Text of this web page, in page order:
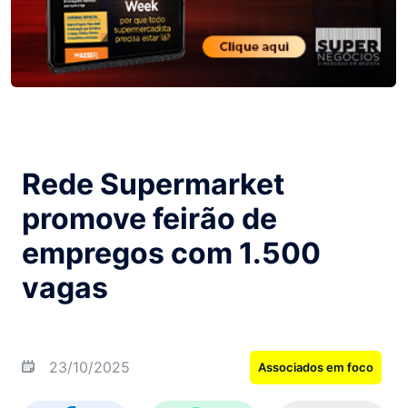
Rede Supermarket
promove feirão de
empregos com 1.500
vagas
23/10/2025 Associados em foco